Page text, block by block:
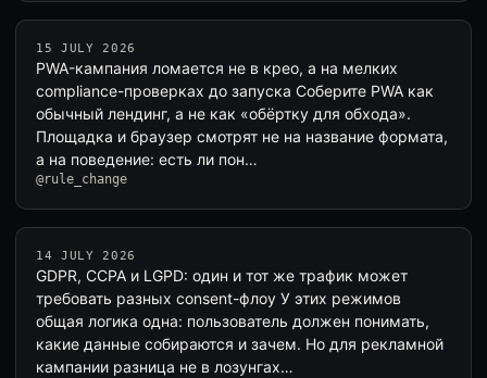
15 JULY 2026
PWA-кампания ломается не в крео, а на мелких
compliance-проверках до запуска Соберите PWA как
обычный лендинг, а не как «обёртку для обхода».
Площадка и браузер смотрят не на название формата,
а на поведение: есть ли пон…
@rule_change
14 JULY 2026
GDPR, CCPA и LGPD: один и тот же трафик может
требовать разных consent-флоу У этих режимов
общая логика одна: пользователь должен понимать,
какие данные собираются и зачем. Но для рекламной
кампании разница не в лозунгах…